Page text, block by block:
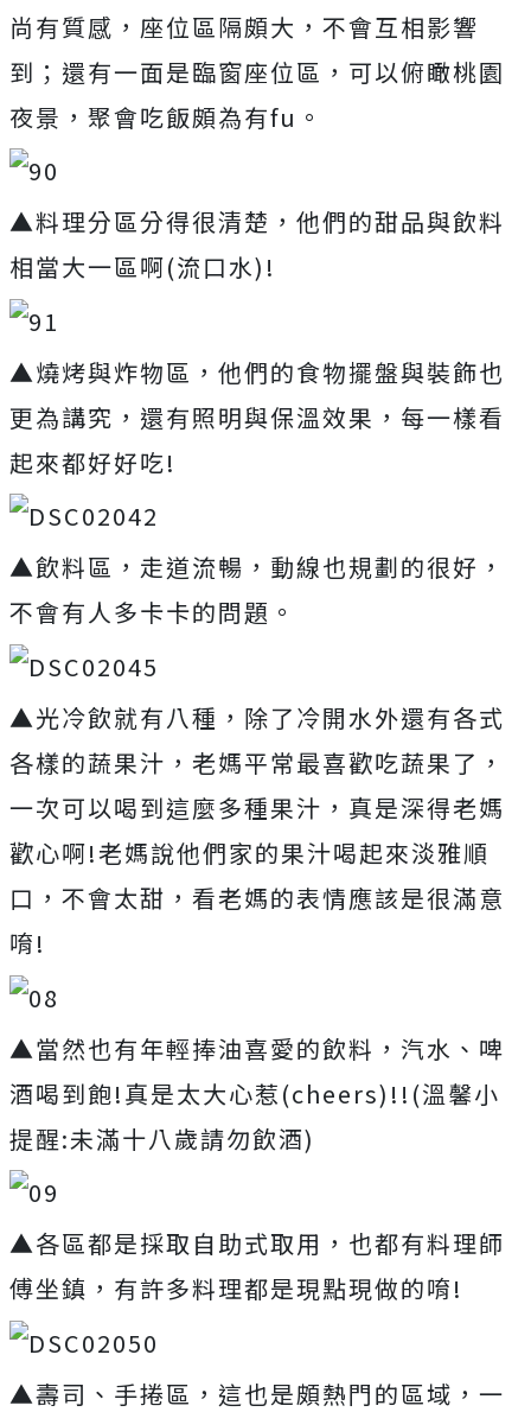
尚有質感，座位區隔頗大，不會互相影響
到；還有一面是臨窗座位區，可以俯瞰桃園
夜景，聚會吃飯頗為有fu。
▲料理分區分得很清楚，他們的甜品與飲料
相當大一區啊(流口水)!
▲燒烤與炸物區，他們的食物擺盤與裝飾也
更為講究，還有照明與保溫效果，每一樣看
起來都好好吃!
▲飲料區，走道流暢，動線也規劃的很好，
不會有人多卡卡的問題。
▲光冷飲就有八種，除了冷開水外還有各式
各樣的蔬果汁，老媽平常最喜歡吃蔬果了，
一次可以喝到這麼多種果汁，真是深得老媽
歡心啊!老媽說他們家的果汁喝起來淡雅順
口，不會太甜，看老媽的表情應該是很滿意
唷!
▲當然也有年輕捧油喜愛的飲料，汽水、啤
酒喝到飽!真是太大心惹(cheers)!!(溫馨小
提醒:未滿十八歲請勿飲酒)
▲各區都是採取自助式取用，也都有料理師
傅坐鎮，有許多料理都是現點現做的唷!
▲壽司、手捲區，這也是頗熱門的區域，一